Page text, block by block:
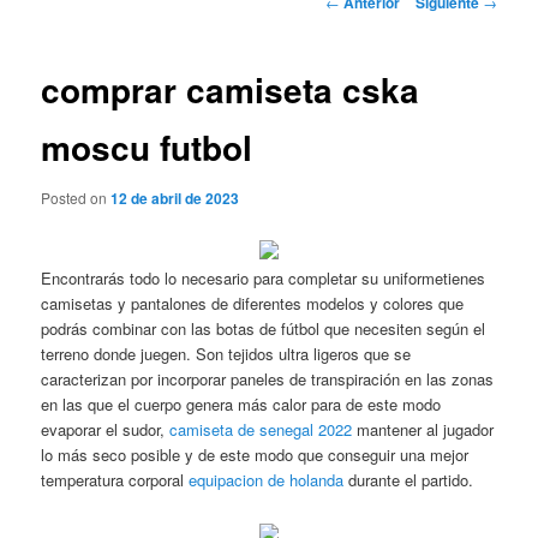
comprar camiseta cska
moscu futbol
Posted on12 de abril de 2023
Encontrarás todo lo necesario para completar su uniformetienes
camisetas y pantalones de diferentes modelos y colores que
podrás combinar con las botas de fútbol que necesiten según el
terreno donde juegen. Son tejidos ultra ligeros que se
caracterizan por incorporar paneles de transpiración en las zonas
en las que el cuerpo genera más calor para de este modo
evaporar el sudor,camiseta de senegal 2022 mantener al jugador
lo más seco posible y de este modo que conseguir una mejor
temperatura corporalequipacion de holanda durante el partido.